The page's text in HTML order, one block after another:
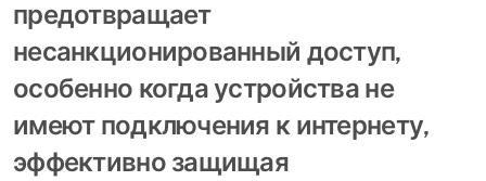
предотвращает
несанкционированный доступ,
особенно когда устройства не
имеют подключения к интернету,
эффективно защищая